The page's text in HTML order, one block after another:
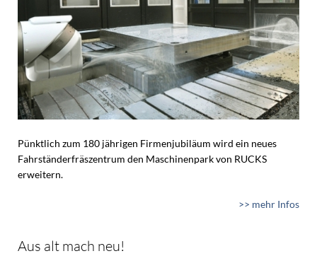
Pünktlich zum 180 jährigen Firmenjubiläum wird ein neues
Fahrständerfräszentrum den Maschinenpark von RUCKS
erweitern.
>> mehr Infos
Aus alt mach neu!